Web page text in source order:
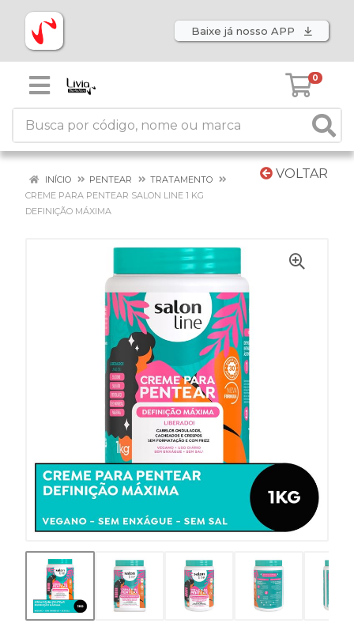
Baixe já nosso APP
0
VOLTAR
INÍCIO PENTEAR
TRATAMENTO
CREME PARA PENTEAR SALON LINE 1 KG
DEFINIÇÃO MÁXIMA